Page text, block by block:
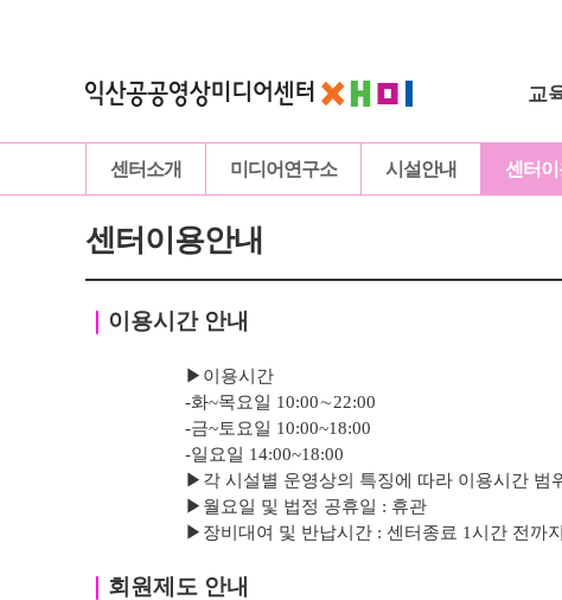
교
센터소개 미디어연구소 시설안내 센터이
센터이용안내
이용시간 안내
▶이용시간
-화~목요일 10:00∼22:00
-금~토요일 10:00~18:00
-일요일 14:00~18:00
▶ 각 시설별 운영상의 특징에 따라 이용시간 범
▶ 월요일 및 법정 공휴일 : 휴관
▶ 장비대여 및 반납시간 : 센터종료 1시간 전까
회원제도 안내